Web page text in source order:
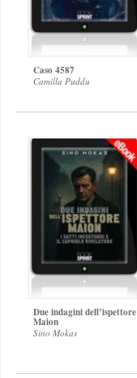
Caso 4587
Camilla Puddu
Due indagini dell’ispettore
Maion
Sino Mokas